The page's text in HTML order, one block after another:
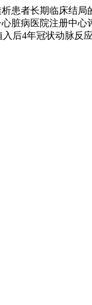
患者长期临床结
病医院注册中心
后4年冠状动脉反